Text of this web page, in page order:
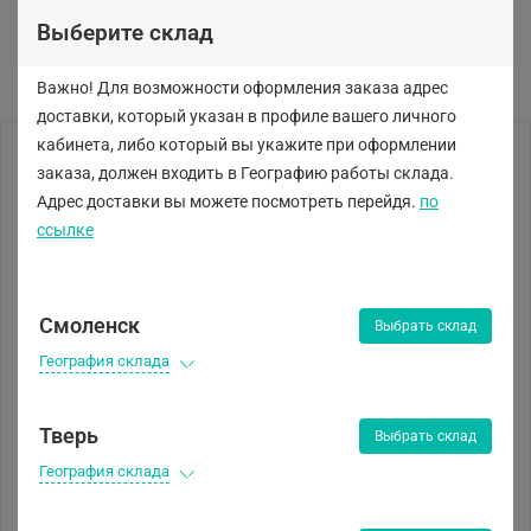
Выберите склад
Важно! Для возможности оформления заказа адрес
доставки, который указан в профиле вашего личного
кабинета, либо который вы укажите при оформлении
заказа, должен входить в Географию работы склада.
Адрес доставки вы можете посмотреть перейдя. по
ссылке
Смоленск Выбрать склад
География склада
Тверь Выбрать склад
География склада